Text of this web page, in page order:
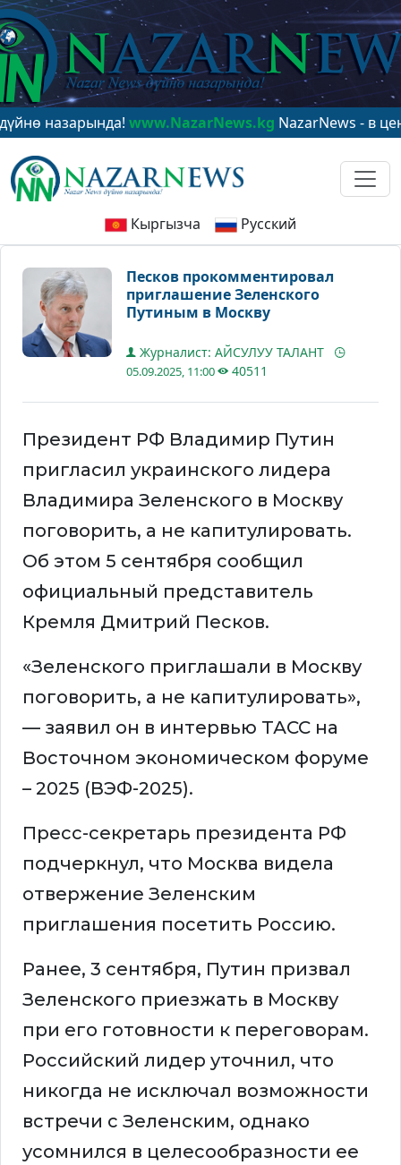
www.NazarNews.kgNazarNews - в центре
Кыргызча Русский
Песков прокомментировал
приглашение Зеленского
Путиным в Москву
Журналист: АЙСУЛУУ ТАЛАНТ
05.09.2025, 11:00 40511
Президент РФ Владимир Путин
пригласил украинского лидера
Владимира Зеленского в Москву
поговорить, а не капитулировать.
Об этом 5 сентября сообщил
официальный представитель
Кремля Дмитрий Песков.
«Зеленского приглашали в Москву
поговорить, а не капитулировать»,
— заявил он в интервью ТАСС на
Восточном экономическом форуме
– 2025 (ВЭФ-2025).
Пресс-секретарь президента РФ
подчеркнул, что Москва видела
отвержение Зеленским
приглашения посетить Россию.
Ранее, 3 сентября, Путин призвал
Зеленского приезжать в Москву
при его готовности к переговорам.
Российский лидер уточнил, что
никогда не исключал возможности
встречи с Зеленским, однако
усомнился в целесообразности ее